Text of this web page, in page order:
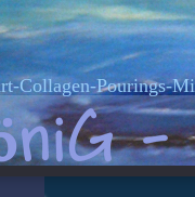
Collagen-Pourings-